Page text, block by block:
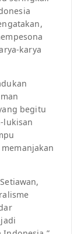
karya
begitu
lukisan